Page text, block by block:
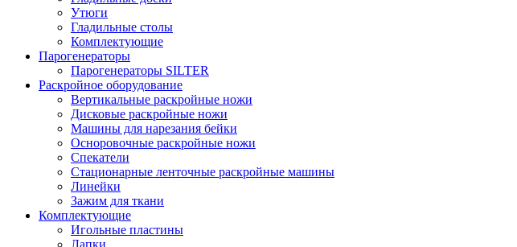
Утюги
Гладильные столы
Комплектующие
Парогенераторы
Парогенераторы SILTER
Раскройное оборудование
Вертикальные раскройные ножи
Дисковые раскройные ножи
Машины для нарезания бейки
Осноровочные раскройные ножи
Спекатели
Стационарные ленточные раскройные машины
Линейки
Зажим для ткани
Комплектующие
Игольные пластины